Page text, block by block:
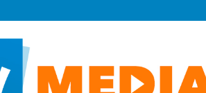
CN MÉDIA
Une vie nouvelle en JESUS !